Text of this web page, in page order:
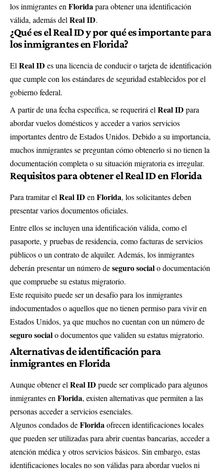
los inmigrantes en Floridapara obtener una identificación
válida, además del Real ID.
¿Qué es el Real ID y por qué es importante para
los inmigrantes en Florida?
El Real ID es una licencia de conducir o tarjeta de identificación
que cumple con los estándares de seguridad establecidos por el
gobierno federal.
A partir de una fecha específica, se requerirá el Real ID para
abordar vuelos domésticos y acceder a varios servicios
importantes dentro de Estados Unidos. Debido a su importancia,
muchos inmigrantes se preguntan cómo obtenerlo si no tienen la
documentación completa o su situación migratoria es irregular.
Requisitos para obtener el Real ID en Florida
Para tramitar el Real ID en Florida, los solicitantes deben
presentar varios documentos oficiales.
Entre ellos se incluyen una identificación válida, como el
pasaporte, y pruebas de residencia, como facturas de servicios
públicos o un contrato de alquiler. Además, los inmigrantes
deberán presentar un número deseguro socialo documentación
que compruebe su estatus migratorio.
Este requisito puede ser un desafío para los inmigrantes
indocumentados o aquellos que no tienen permiso para vivir en
Estados Unidos, ya que muchos no cuentan con un número de
seguro socialo documentos que validen su estatus migratorio.
Alternativas de identificación para
inmigrantes en Florida
Aunque obtener elReal ID puede ser complicado para algunos
inmigrantes enFlorida, existen alternativas que permiten a las
personas acceder a servicios esenciales.
Algunos condados deFloridaofrecen identificaciones locales
que pueden ser utilizadas para abrir cuentas bancarias, acceder a
atención médica y otros servicios básicos. Sin embargo, estas
identificaciones locales no son válidas para abordar vuelos ni